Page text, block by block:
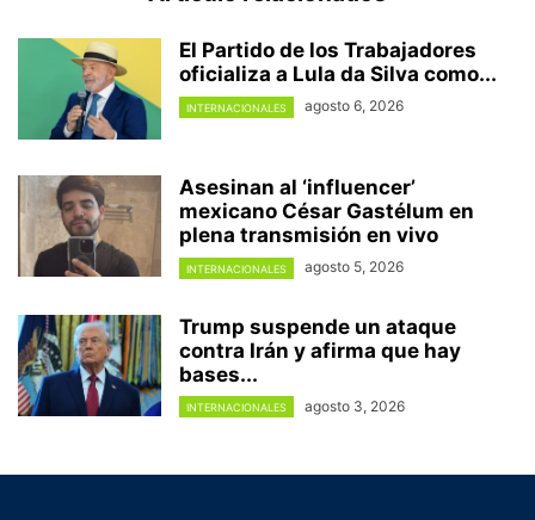
El Partido de los Trabajadores
oficializa a Lula da Silva como...
INTERNACIONALES agosto 6, 2026
Asesinan al ‘influencer’
mexicano César Gastélum en
plena transmisión en vivo
INTERNACIONALES agosto 5, 2026
Trump suspende un ataque
contra Irán y afirma que hay
bases...
INTERNACIONALES agosto 3, 2026